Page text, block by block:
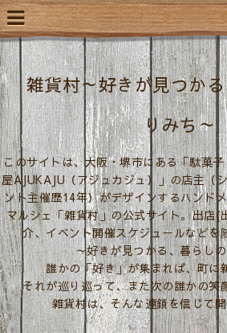
雑貨村～好きが見つか
りみち～
このサイトは、大阪・堺市にある「駄菓
屋AJUKAJU（アジュカジュ）」の店主（
ント主催歴14年）がデザインするハンド
マルシェ「雑貨村」の公式サイト。出店(
介、イベント開催スケジュールなどを
～好きが見つかる、暮らし
誰かの「好き」が集まれば、町に
それが巡り巡って、また次の誰かの笑
雑貨村は、そんな連鎖を信じて